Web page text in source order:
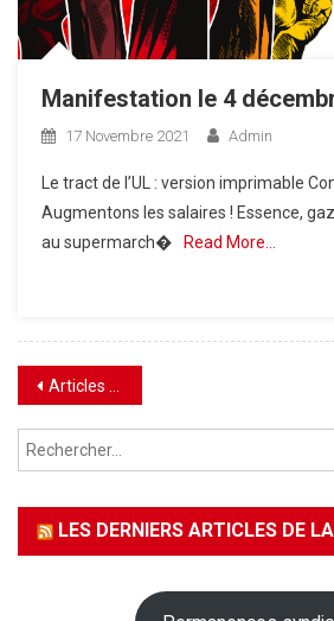
Manifestation le 4
17 Novembre 2021 Admin
Le tract de l’UL : version imprimable
Augmentons les salaires ! Essence,
au supermarch�
Read More…
Navigation
des
articles
Articles plus anciens
LES DERNIERS ARTICLES DE